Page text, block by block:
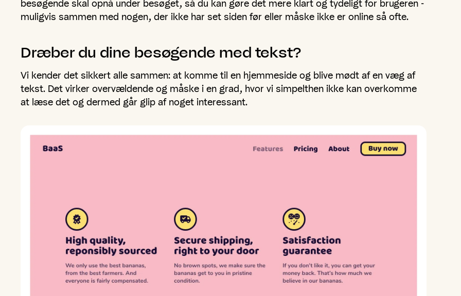
besøgende skal opnå under besøget, så du kan gøre det mere klart og tydeligt for brugeren -
muligvis sammen med nogen, der ikke har set siden før eller måske ikke er online så ofte.
Dræber du dine besøgende med tekst?
Vi kender det sikkert alle sammen: at komme til en hjemmeside og blive mødt af en væg af
tekst. Det virker overvældende og måske i en grad, hvor vi simpelthen ikke kan overkomme
at læse det og dermed går glip af noget interessant.